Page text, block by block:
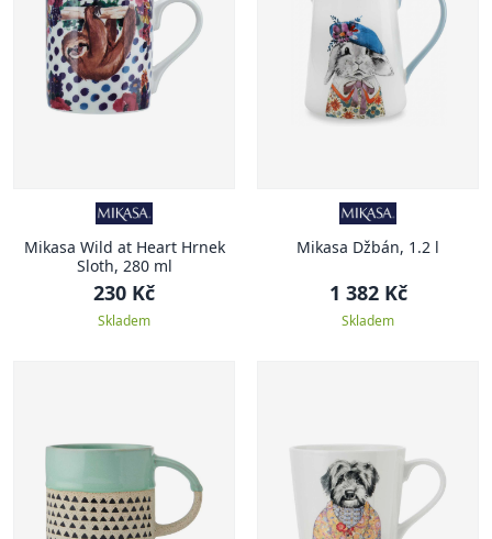
Mikasa Wild at Heart Hrnek
Sloth, 280 ml
230 Kč
Skladem
Mikasa Džbán, 1.2 l
1 382 Kč
Skladem